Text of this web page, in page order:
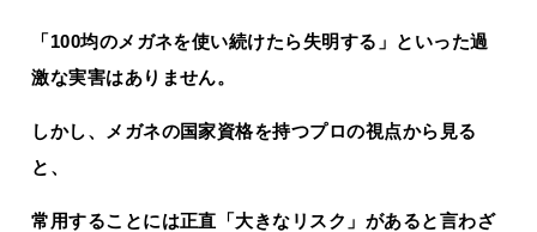
「100均のメガネを使い続けたら失明する」といった過
激な実害はありません。
しかし、メガネの国家資格を持つプロの視点から見る
と、
常用することには正直「大きなリスク」があると言わざ